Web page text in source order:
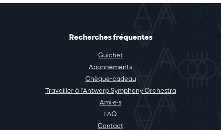
Recherches fréquentes
Guichet
Abonnements
Chèque-cadeau
Travailler à l'Antwerp Symphony Orchestra
Ami·e·s
FAQ
Contact